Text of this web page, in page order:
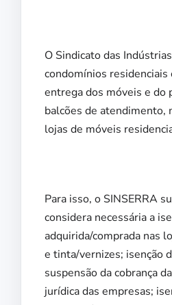
O Sindicato das
condomínios
entrega dos móveis e do
balcões de atendimento,
lojas de móveis
Para isso, o SINSERRA
considera necessária a
adquirida/comprada nas
e tinta/vernizes; isenção
suspensão da cobrança
jurídica das empresas;